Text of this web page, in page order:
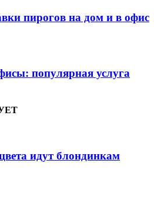
пирогов на дом и в офис
популярная услуга
идут блондинкам